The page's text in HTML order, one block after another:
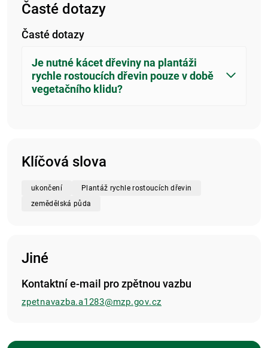
Časté dotazy
Časté dotazy
Je nutné kácet dřeviny na plantáži
rychle rostoucích dřevin pouze v době
vegetačního klidu?
Klíčová slova
ukončení
Plantáž rychle rostoucích dřevin
zemědělská půda
Jiné
Kontaktní e-mail pro zpětnou vazbu
zpetnavazba.a1283@mzp.gov.cz